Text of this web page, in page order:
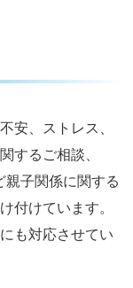
安、ストレス、
するご相談、
子関係に関する
付けています。
も対応させてい